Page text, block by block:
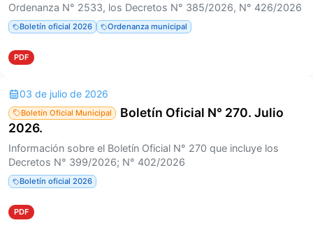
Ordenanza N° 2533, los Decretos N° 385/2026, N° 426/2026
Boletín oficial 2026 Ordenanza municipal
PDF
03 de julio de 2026
Boletín Oficial Municipal
Boletín Oficial N° 270. Julio
2026.
Información sobre el Boletín Oficial N° 270 que incluye los
Decretos N° 399/2026; N° 402/2026
Boletín oficial 2026
PDF